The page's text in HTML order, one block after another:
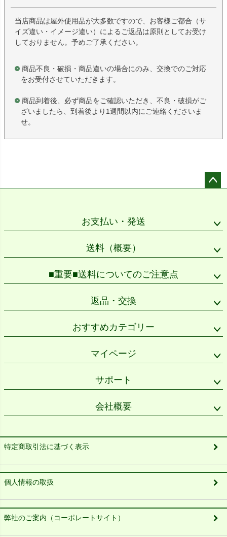
当店商品は屋外使用品が大多数ですので、お客様ご都合（サ
イズ違い・イメージ違い）によるご返品は原則としてお受け
しておりません。予めご了承ください。
商品不良・破損・商品違いの場合にのみ、交換でのご対応
をお受付させていただきます。
商品到着後、必ず商品をご確認いただき、不良・破損がご
ざいましたら、到着後より1週間以内にご連絡くださいま
せ。
お支払い・発送
送料（概要）
■重要■送料についてのご注意点
返品・交換
おすすめカテゴリー
マイページ
サポート
会社概要
特定商取引法に基づく表示
個人情報の取扱
弊社のご案内（コーポレートサイト）